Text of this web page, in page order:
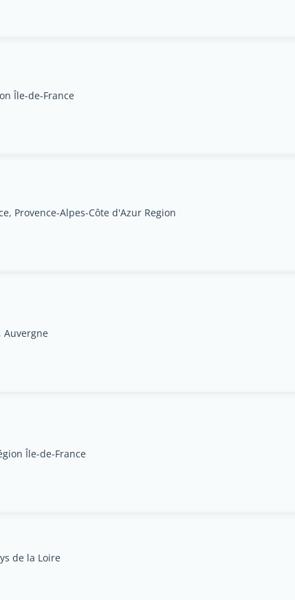
Île-de-France
Provence-Alpes-Côte d'Azur Region
Auvergne
Île-de-France
de la Loire